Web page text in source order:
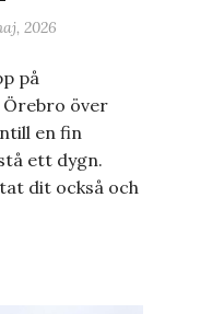
2026
på
över
en fin
ett dygn.
dit också och